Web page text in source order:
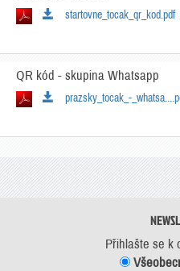
startovne_tocak_qr_kod.pdf
QR kód - skupina Whatsapp
prazsky_tocak_-
Přihlašte se k